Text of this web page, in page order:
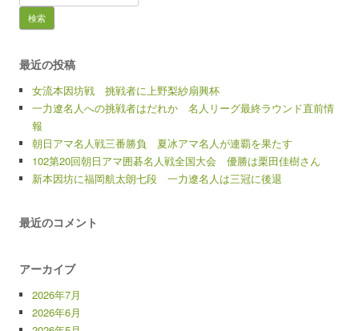
索:
最近の投稿
女流本因坊戦 挑戦者に上野梨紗扇興杯
一力遼名人への挑戦者はだれか 名人リーグ最終ラウンド直前情
報
朝日アマ名人戦三番勝負 夏冰アマ名人が連覇を果たす
102第20回朝日アマ囲碁名人戦全国大会 優勝は栗田佳樹さん
新本因坊に福岡航太朗七段 一力遼名人は三冠に後退
最近のコメント
アーカイブ
2026年7月
2026年6月